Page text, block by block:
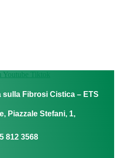
Youtube Tiktok
sulla Fibrosi Cistica – ETS
Piazzale Stefani, 1,
812 3568